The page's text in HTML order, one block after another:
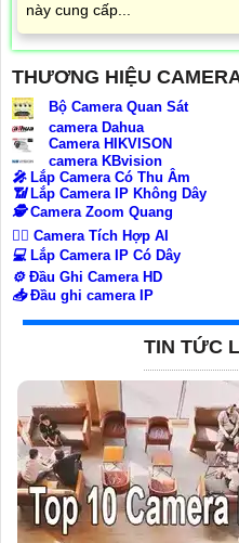
này cung cấp...
THƯƠNG HIỆU
Bộ Camera Quan Sát
camera Dahua
Camera HIKVISON
camera KBvision
️🎤️ Lắp Camera Có Thu Âm
📶Lắp Camera IP Không Dây
🕵️Camera Zoom Quang
🧛‍♀️ Camera Tích Hợp AI
💻Lắp Camera IP Có Dây
⚙️Đầu Ghi Camera HD
📥Đầu ghi camera IP
TIN TỨC